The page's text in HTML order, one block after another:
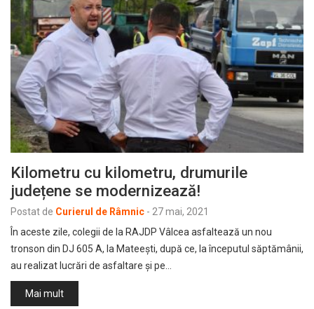
Kilometru cu kilometru, drumurile
județene se modernizează!
Postat de Curierul de Râmnic - 27 mai, 2021
În aceste zile, colegii de la RAJDP Vâlcea asfaltează un nou
tronson din DJ 605 A, la Mateești, după ce, la începutul săptămânii,
au realizat lucrări de asfaltare și pe…
Mai mult